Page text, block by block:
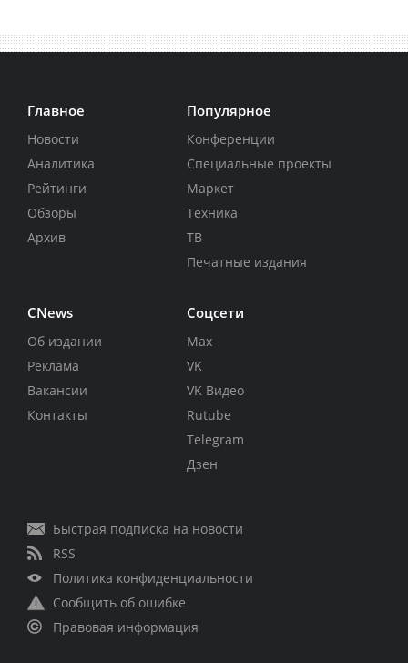
Главное
Новости
Аналитика
Рейтинги
Обзоры
Архив
Популярное
Конференции
Специальные проекты
Маркет
Техника
ТВ
Печатные издания
CNews
Об издании
Реклама
Вакансии
Контакты
Соцсети
Max
VK
VK Видео
Rutube
Telegram
Дзен
Быстрая подписка на новости
RSS
Политика конфиденциальности
Сообщить об ошибке
Правовая информация